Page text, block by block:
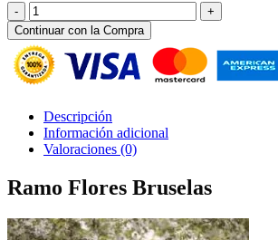
Ramo
Flores
Bruselas
cantidad
Continuar con la Compra
Descripción
Información adicional
Valoraciones (0)
Ramo Flores Bruselas